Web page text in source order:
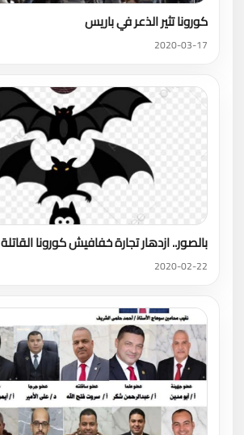
كورونا تثير الذعر في باريس
2020-03-17
بالصور.. ازدهار تجارة خفافيش كورونا القاتلة
2020-02-22